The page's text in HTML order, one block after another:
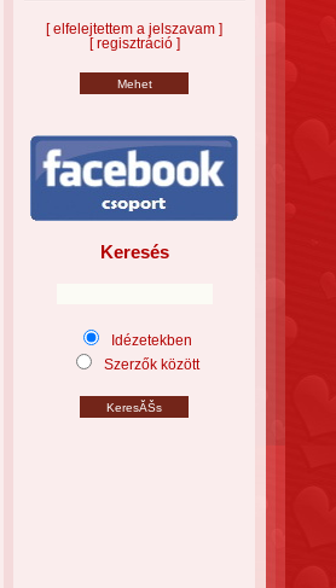
[ elfelejtettem a jelszavam ]
[ regisztráció ]
Keresés
Idézetekben
Szerzők között